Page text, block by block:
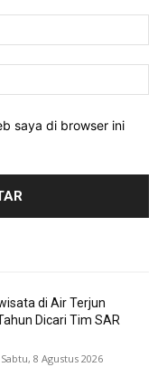
saya di browser ini
di Air Terjun
Dicari Tim SAR
Sabtu, 8 Agustus 2026